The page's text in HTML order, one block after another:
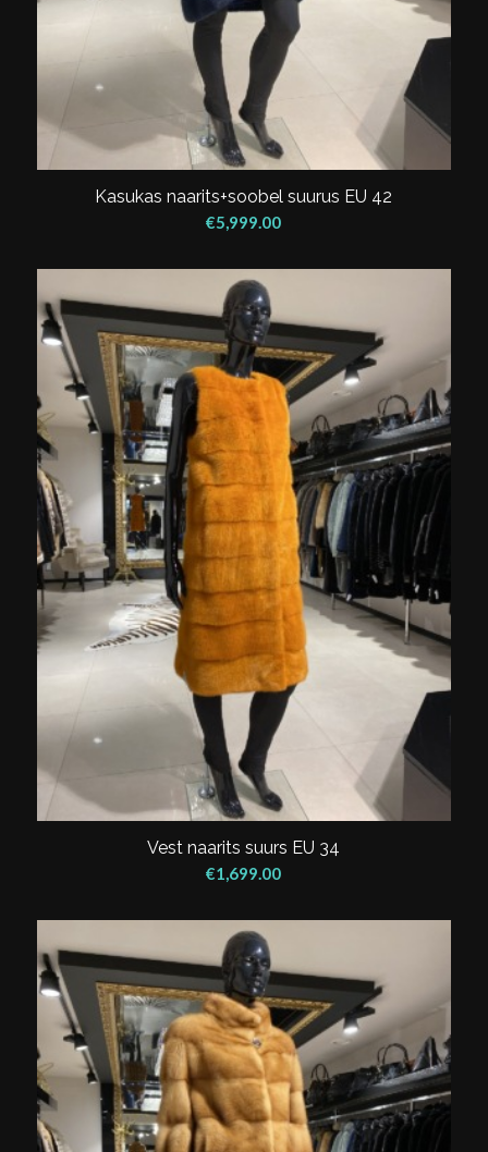
Kasukas naarits+soobel suurus EU 42
€5,999.00
Vest naarits suurs EU 34
€1,699.00